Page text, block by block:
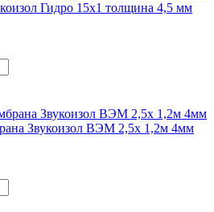
Гидро 15х1 толщина 4,5 мм
Звукоизол ВЭМ 2,5х 1,2м 4мм